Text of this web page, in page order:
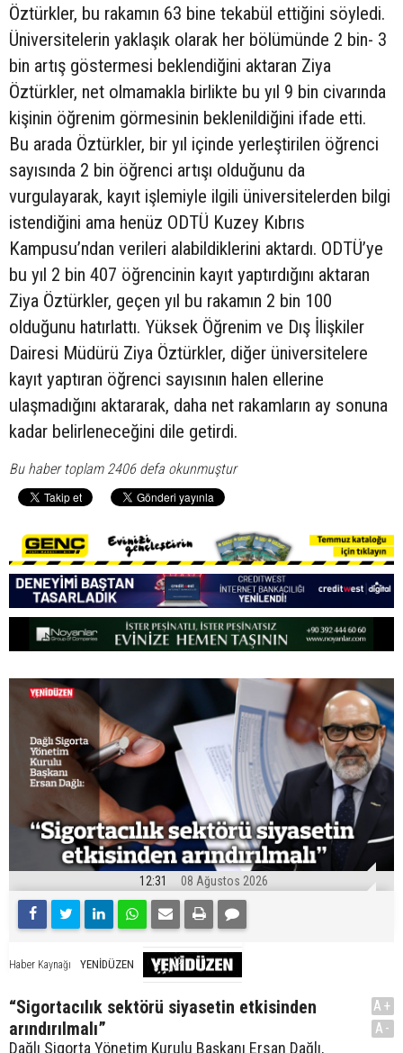
Öztürkler, bu rakamın 63 bine tekabül ettiğini söyledi.
Üniversitelerin yaklaşık olarak her bölümünde 2 bin- 3
bin artış göstermesi beklendiğini aktaran Ziya
Öztürkler, net olmamakla birlikte bu yıl 9 bin civarında
kişinin öğrenim görmesinin beklenildiğini ifade etti.
Bu arada Öztürkler, bir yıl içinde yerleştirilen öğrenci
sayısında 2 bin öğrenci artışı olduğunu da
vurgulayarak, kayıt işlemiyle ilgili üniversitelerden bilgi
istendiğini ama henüz ODTÜ Kuzey Kıbrıs
Kampusu’ndan verileri alabildiklerini aktardı. ODTÜ’ye
bu yıl 2 bin 407 öğrencinin kayıt yaptırdığını aktaran
Ziya Öztürkler, geçen yıl bu rakamın 2 bin 100
olduğunu hatırlattı. Yüksek Öğrenim ve Dış İlişkiler
Dairesi Müdürü Ziya Öztürkler, diğer üniversitelere
kayıt yaptıran öğrenci sayısının halen ellerine
ulaşmadığını aktararak, daha net rakamların ay sonuna
kadar belirleneceğini dile getirdi.
Bu haber toplam 2406 defa okunmuştur
12:31 08 Ağustos 2026
Haber Kaynağı YENİDÜZEN
“Sigortacılık sektörü siyasetin etkisinden
arındırılmalı”
Dağlı Sigorta Yönetim Kurulu Başkanı Ersan Dağlı,
A+
A-